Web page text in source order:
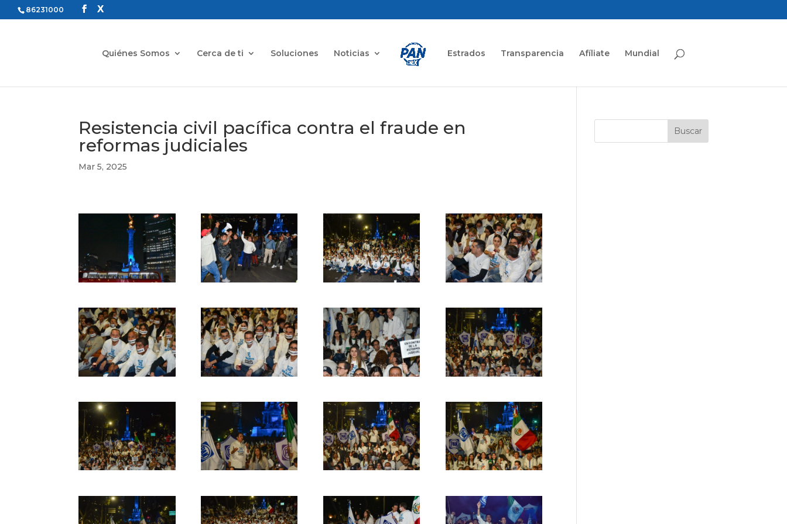
86231000
Quiénes Somos Cerca de ti Soluciones Noticias Estrados Transparencia Afíliate Mundial
Resistencia civil pacífica contra el fraude en
reformas judiciales
Mar 5, 2025